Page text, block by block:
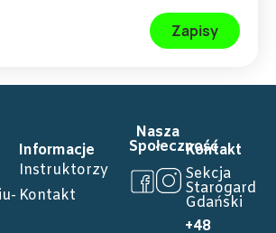
Zapisy
Informacje
Instruktorzy
Kontakt
Nasza
Społeczność
Kontakt
Sekcja
Starogard
Gdański
+48